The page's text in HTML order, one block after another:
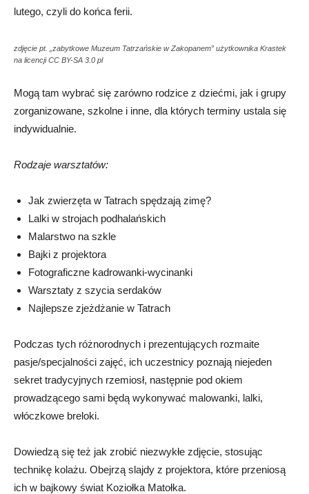
lutego, czyli do końca ferii.
zdjęcie pt. „zabytkowe Muzeum Tatrzańskie w Zakopanem” użytkownika Krastek
na licencji CC BY-SA 3.0 pl
Mogą tam wybrać się zarówno rodzice z dziećmi, jak i grupy
zorganizowane, szkolne i inne, dla których terminy ustala się
indywidualnie.
Rodzaje warsztatów:
Jak zwierzęta w Tatrach spędzają zimę?
Lalki w strojach podhalańskich
Malarstwo na szkle
Bajki z projektora
Fotograficzne kadrowanki-wycinanki
Warsztaty z szycia serdaków
Najlepsze zjeżdżanie w Tatrach
Podczas tych różnorodnych i prezentujących rozmaite
pasje/specjalności zajęć, ich uczestnicy poznają niejeden
sekret tradycyjnych rzemiosł, następnie pod okiem
prowadzącego sami będą wykonywać malowanki, lalki,
włóczkowe breloki.
Dowiedzą się też jak zrobić niezwykłe zdjęcie, stosując
technikę kolażu. Obejrzą slajdy z projektora, które przeniosą
ich w bajkowy świat Koziołka Matołka.